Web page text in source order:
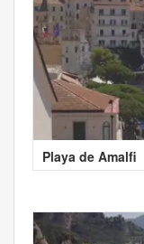
Playa de Amalfi